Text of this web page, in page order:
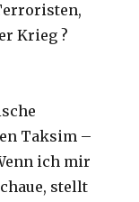
Krieg ?
Taksim –
ich mir
stellt